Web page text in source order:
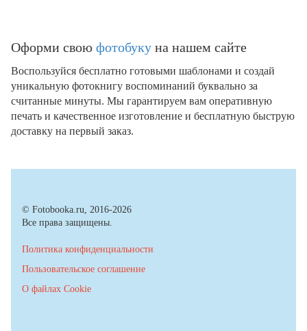
Оформи свою фотобуку на нашем сайте
Воспользуйся бесплатно готовыми шаблонами и создай
уникальную фотокнигу воспоминаний буквально за
считанные минуты. Мы гарантируем вам оперативную
печать и качественное изготовление и бесплатную быструю
доставку на первый заказ.
© Fotobooka.ru, 2016-2026
Все права защищены.
Политика конфиденциальности
Пользовательское соглашение
О файлах Cookie